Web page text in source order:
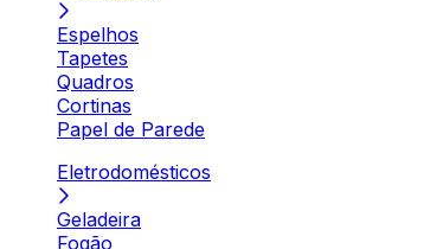
Espelhos
Tapetes
Quadros
Cortinas
Papel de Parede
Eletrodomésticos
Geladeira
Fogão